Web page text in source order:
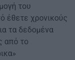
του
έθετε χρονικούς
τα δεδομένα
από το